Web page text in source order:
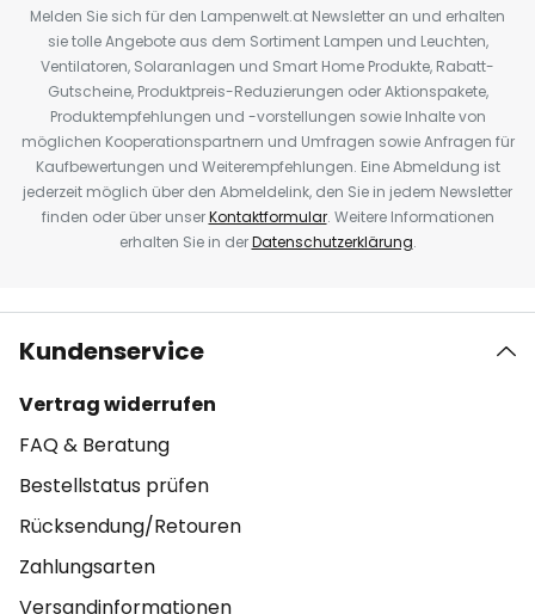
Melden Sie sich für den Lampenwelt.at Newsletter an und erhalten
sie tolle Angebote aus dem Sortiment Lampen und Leuchten,
Ventilatoren, Solaranlagen und Smart Home Produkte, Rabatt-
Gutscheine, Produktpreis-Reduzierungen oder Aktionspakete,
Produktempfehlungen und -vorstellungen sowie Inhalte von
möglichen Kooperationspartnern und Umfragen sowie Anfragen für
Kaufbewertungen und Weiterempfehlungen. Eine Abmeldung ist
jederzeit möglich über den Abmeldelink, den Sie in jedem Newsletter
finden oder über unserKontaktformular. Weitere Informationen
erhalten Sie in derDatenschutzerklärung.
Kundenservice
Vertrag widerrufen
FAQ & Beratung
Bestellstatus prüfen
Rücksendung/Retouren
Zahlungsarten
Versandinformationen